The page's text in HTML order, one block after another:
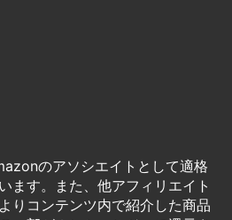
のアソシエイトとして適格
ます。また、他アフィリエイト
りコンテンツ内で紹介した商品